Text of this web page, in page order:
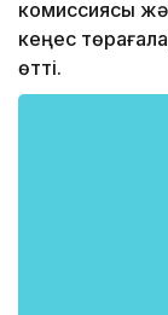
комиссиясы
кеңес
өтті.